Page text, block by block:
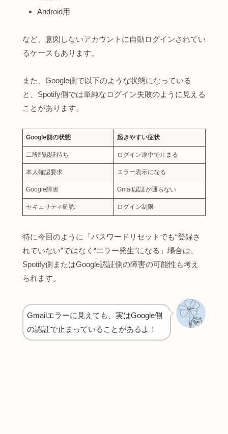
Android用
など、意図しないアカウントに自動ログインされてい
るケースもあります。
また、Google側で以下のような状態になっている
と、Spotify側では単純なログイン失敗のように見える
ことがあります。
Google側の状態 起きやすい症状
二段階認証待ち ログイン途中で止まる
本人確認要求 エラー表示になる
Google障害 Gmail認証が通らない
セキュリティ確認 ログイン制限
特に今回のように「パスワードリセットでも“登録さ
れていない”ではなく“エラー発生”になる」場合は、
Spotify側またはGoogle認証側の障害の可能性も考え
られます。
Gmailエラーに見えても、実はGoogle側
の認証で止まっていることがあるよ！